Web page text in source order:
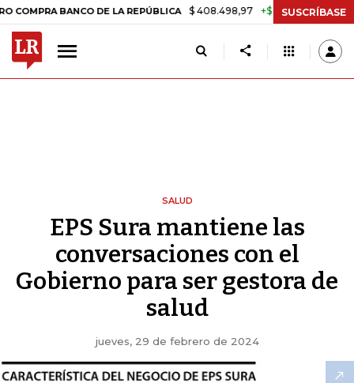
BANCO DE LA REPÚBLICA $ 408.498,97 +$ 8.753,81 +2,19%
SUSCRÍBASE
SALUD
EPS Sura mantiene las
conversaciones con el
Gobierno para ser gestora de
salud
jueves, 29 de febrero de 2024